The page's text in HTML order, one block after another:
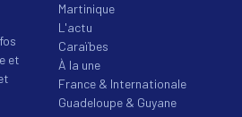
et
Martinique
L'actu
Caraïbes
À la une
France & Internationale
Guadeloupe & Guyane